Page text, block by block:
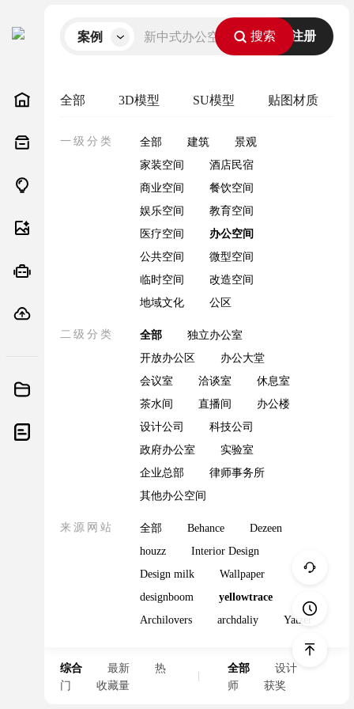
充值 VIP 上传 登录/注册
新中式办公空间
案例 搜索
全部 3D模型 SU模型 贴图材质
一级分类 全部 建筑
景观
家装空间
酒店民宿
商业空间
餐饮空间
娱乐空间
教育空间
医疗空间
办公空间
公共空间
微型空间
临时空间
改造空间
地域文化
公区
二级分类 全部
独立办公室
开放办公区
办公大堂
会议室
洽谈室
休息室
茶水间
直播间
办公楼
设计公司
科技公司
政府办公室
实验室
企业总部
律师事务所
其他办公空间
来源网站 全部 Behance
Dezeen
houzz
Interior Design
Design milk
Wallpaper
designboom
yellowtrace
Archilovers
archdaliy Yatzer
综合 最新
热
门
收藏量
全部
设计
师
获奖